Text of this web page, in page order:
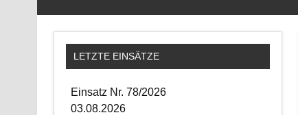
LETZTE EINSÄTZE
Einsatz Nr. 78/2026
03.08.2026